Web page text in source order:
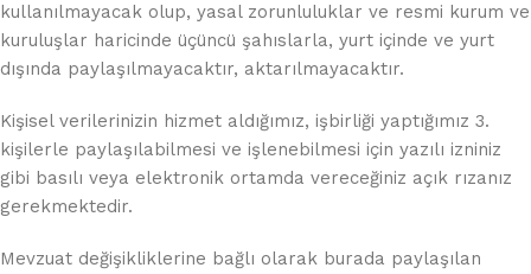
kullanılmayacak olup, yasal zorunluluklar ve resmi kurum ve
kuruluşlar haricinde üçüncü şahıslarla, yurt içinde ve yurt
dışında paylaşılmayacaktır, aktarılmayacaktır.
Kişisel verilerinizin hizmet aldığımız, işbirliği yaptığımız 3.
kişilerle paylaşılabilmesi ve işlenebilmesi için yazılı izniniz
gibi basılı veya elektronik ortamda vereceğiniz açık rızanız
gerekmektedir.
Mevzuat değişikliklerine bağlı olarak burada paylaşılan